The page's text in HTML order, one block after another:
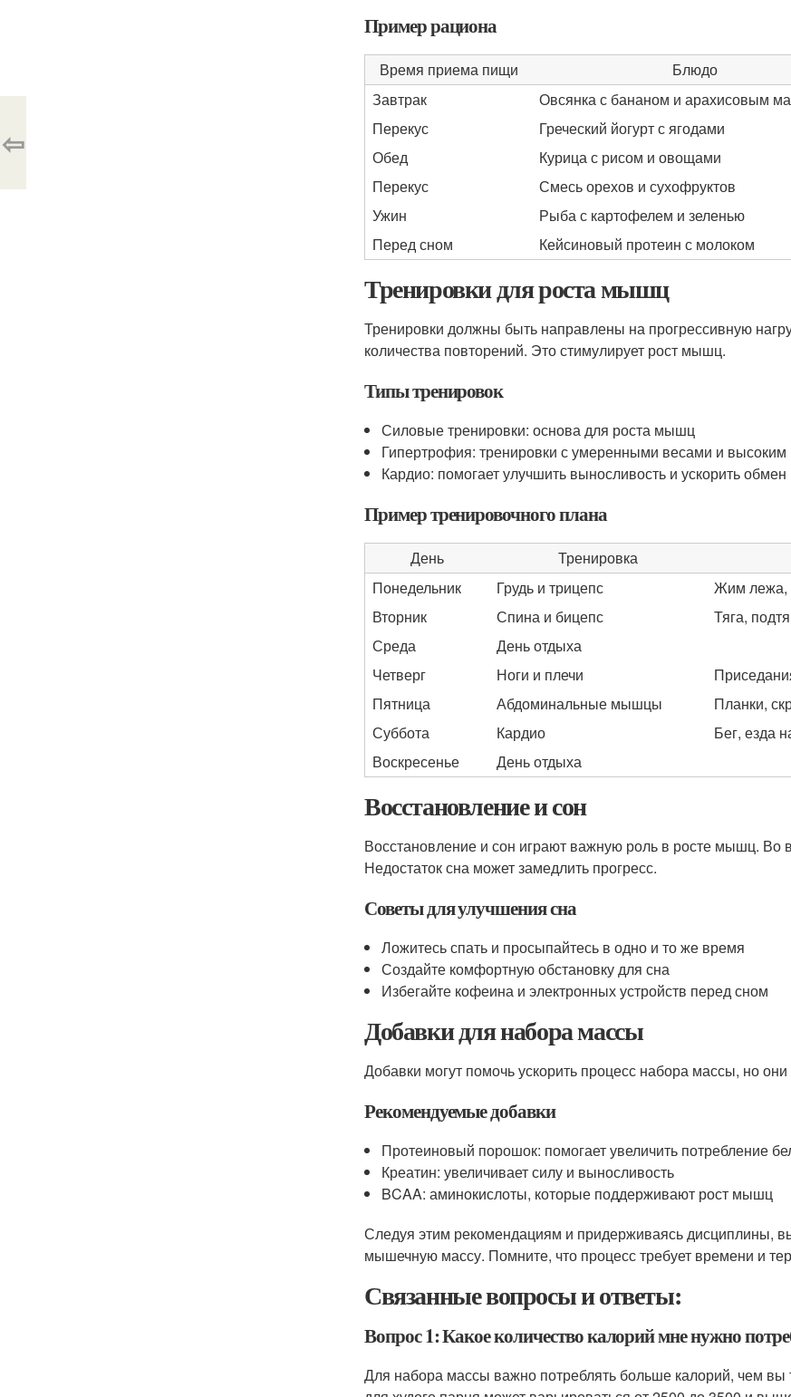
Пример рациона
Время приема пищи Блюдо
Завтрак
Овсянка с бананом и арахисовым
Перекус
Греческий йогурт с ягодами
Обед
Курица с рисом и овощами
Перекус
Смесь орехов и сухофруктов
Ужин
Рыба с картофелем и зеленью
Перед сном
Кейсиновый протеин с молоком
Тренировки для роста мышц
Тренировки должны быть направлены на прогрессивную
количества повторений. Это стимулирует рост мышц.
Типы тренировок
Силовые тренировки: основа для роста мышц
Гипертрофия: тренировки с умеренными весами и высоким
Кардио: помогает улучшить выносливость и ускорить
Пример тренировочного плана
День Тренировка
Понедельник
Грудь и трицепс
Жим лежа,
Вторник
Спина и бицепс
Тяга,
Среда
День отдыха
Четверг
Ноги и плечи
Пятница
Абдоминальные мышцы
Планки,
Суббота
Кардио
Бег, езда
Воскресенье
День отдыха
Восстановление и сон
Восстановление и сон играют важную роль в росте мышц. Во
Недостаток сна может замедлить прогресс.
Советы для улучшения сна
Ложитесь спать и просыпайтесь в одно и то же время
Создайте комфортную обстановку для сна
Избегайте кофеина и электронных устройств перед сном
Добавки для набора массы
Добавки могут помочь ускорить процесс набора массы, но
Рекомендуемые добавки
Протеиновый порошок: помогает увеличить потребление
Креатин: увеличивает силу и выносливость
BCAA: аминокислоты, которые поддерживают рост мышц
Следуя этим рекомендациям и придерживаясь дисциплины,
мышечную массу. Помните, что процесс требует времени и
Связанные вопросы и ответы:
Вопрос 1: Какое количество калорий мне нужно
Для набора массы важно потреблять больше калорий, чем вы
⇦